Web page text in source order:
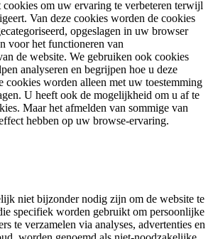
om uw ervaring te verbeteren terwijl
Van deze cookies worden de cookies
opgeslagen in uw browser
voor het functioneren van
de website. We gebruiken ook cookies
analyseren en begrijpen hoe u deze
cookies worden alleen met uw toestemming
U heeft ook de mogelijkheid om u af te
Maar het afmelden van sommige van
hebben op uw browse-ervaring.
niet bijzonder nodig zijn om de website te
specifiek worden gebruikt om persoonlijke
te verzamelen via analyses, advertenties en